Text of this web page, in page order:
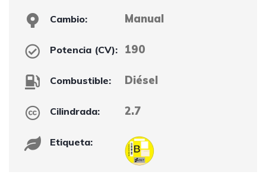
Cambio: Manual
Potencia (CV): 190
Combustible: Diésel
Cilindrada: 2.7
Etiqueta: